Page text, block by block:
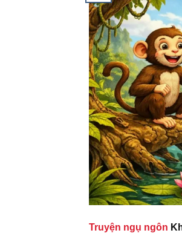
Truyện ngụ ngôn